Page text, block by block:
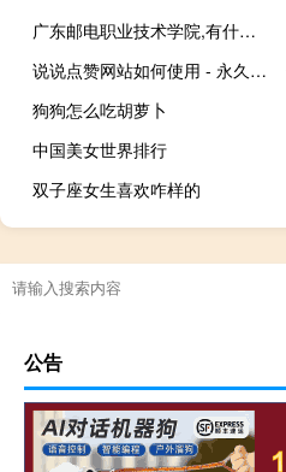
广东邮电职业技术学院,有什么好的专业 广东邮电职业技术学院
说说点赞网站如何使用 - 永久免费秒赞软件,抖音苹果手机充值连接
狗狗怎么吃胡萝卜
中国美女世界排行
双子座女生喜欢咋样的
公告